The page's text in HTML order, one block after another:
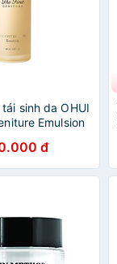
sinh da OHUI
Emulsion
đ